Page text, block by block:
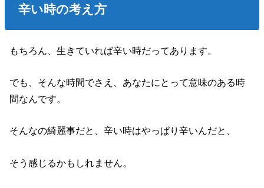
辛い時の考え方
もちろん、生きていれば辛い時だってあります。
でも、そんな時間でさえ、あなたにとって意味のある時
間なんです。
そんなの綺麗事だと、辛い時はやっぱり辛いんだと、
そう感じるかもしれません。